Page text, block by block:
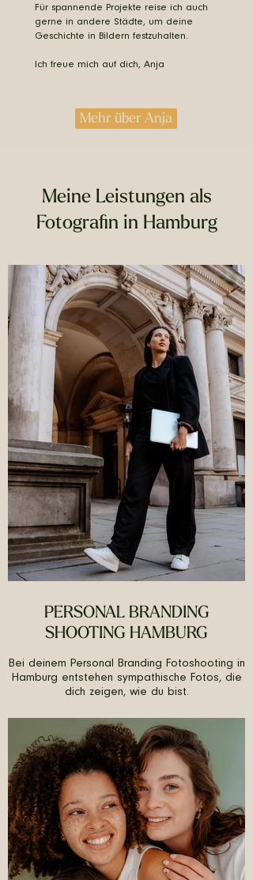
Für spannende Projekte reise ich auch
gerne in andere Städte, um deine
Geschichte in Bildern festzuhalten.
Ich freue mich auf dich, Anja
Mehr über Anja
Meine Leistungen als
Fotografin in Hamburg
PERSONAL BRANDING
SHOOTING HAMBURG
Bei deinem Personal Branding Fotoshooting in
Hamburg entstehen sympathische Fotos, die
dich zeigen, wie du bist.